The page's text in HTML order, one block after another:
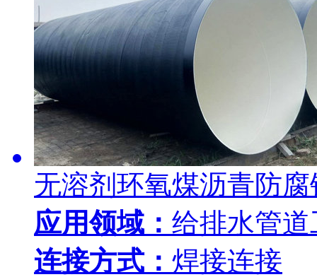
无溶剂环氧煤沥青防腐
应用领域： 给排水管道
连接方式： 焊接连接